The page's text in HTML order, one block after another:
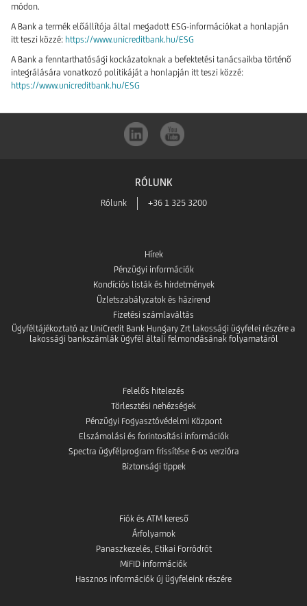
módon.
A Bank a termék előállítója által megadott ESG-információkat a honlapján
itt teszi közzé: https://www.unicreditbank.hu/ESG
A Bank a fenntarthatósági kockázatoknak a befektetési tanácsaikba történő
integrálására vonatkozó politikáját a honlapján itt teszi közzé:
https://www.unicreditbank.hu/ESG
RÓLUNK
Rólunk +36 1 325 3200
Hírek
Pénzügyi információk
Kondíciós listák és hirdetmények
Üzletszabályzatok és házirend
Fizetési számlaváltás
Ügyféltájékoztató az UniCredit Bank Hungary Zrt lakossági ügyfelei részére a
lakossági bankszámlák ügyfél általi felmondásának folyamatáról
Felelős hitelezés
Törlesztési nehézségek
Pénzügyi Fogyasztóvédelmi Központ
Elszámolási és forintosítási információk
Spectra ügyfélprogram frissítése 6-os verzióra
Biztonsági tippek
Fiók és ATM kereső
Árfolyamok
Panaszkezelés, Etikai Forródrót
MiFID információk
Hasznos információk új ügyfeleink részére